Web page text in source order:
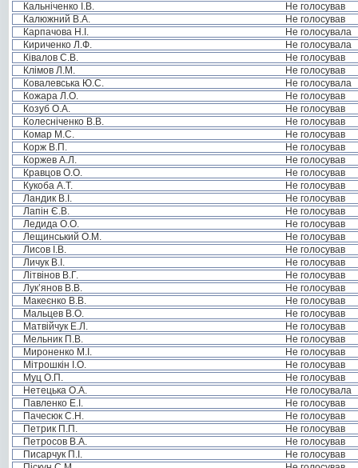
Кальніченко І.В.
Не голосував
Калюжний В.А.
Не голосував
Карпачова Н.І.
Не голосувала
Кириченко Л.Ф.
Не голосувала
Ківалов С.В.
Не голосував
Клімов Л.М.
Не голосував
Ковалевська Ю.С.
Не голосувала
Кожара Л.О.
Не голосував
Козуб О.А.
Не голосував
Колесніченко В.В.
Не голосував
Комар М.С.
Не голосував
Корж В.П.
Не голосував
Коржев А.Л.
Не голосував
Кравцов О.О.
Не голосував
Кукоба А.Т.
Не голосував
Ландик В.І.
Не голосував
Лапін Є.В.
Не голосував
Ледида О.О.
Не голосував
Лещинський О.М.
Не голосував
Лисов І.В.
Не голосував
Личук В.І.
Не голосував
Літвінов В.Г.
Не голосував
Лук’янов В.В.
Не голосував
Макеєнко В.В.
Не голосував
Мальцев В.О.
Не голосував
Матвійчук Е.Л.
Не голосував
Мельник П.В.
Не голосував
Мироненко М.І.
Не голосував
Мітрошкін І.О.
Не голосував
Муц О.П.
Не голосував
Нетецька О.А.
Не голосувала
Павленко Е.І.
Не голосував
Пачесюк С.Н.
Не голосував
Петрик П.П.
Не голосував
Петросов В.А.
Не голосував
Писарчук П.І.
Не голосував